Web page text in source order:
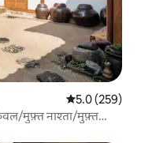
औसत रेटिंग 5 में
5.0 (259)
मुफ़्त नाश्ता/मुफ़्त